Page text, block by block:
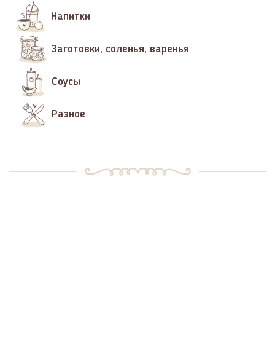
Напитки
Заготовки, соленья, варенья
Соусы
Разное